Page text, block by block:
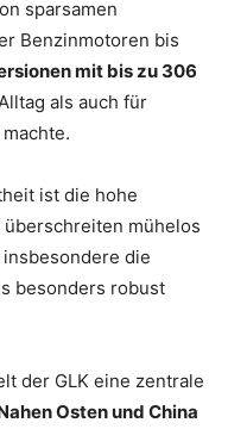
sparsamen
Benzinmotoren bis
mit bis zu 306
als auch für
ist die hohe
überschreiten mühelos
insbesondere die
besonders robust
der GLK eine zentrale
Osten und China